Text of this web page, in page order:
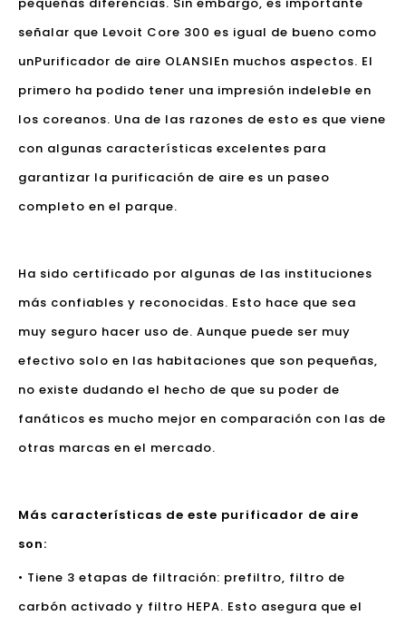
pequeñas diferencias. Sin embargo, es importante
señalar que Levoit Core 300 es igual de bueno como
unPurificador de aire OLANSIEn muchos aspectos. El
primero ha podido tener una impresión indeleble en
los coreanos. Una de las razones de esto es que viene
con algunas características excelentes para
garantizar la purificación de aire es un paseo
completo en el parque.
Ha sido certificado por algunas de las instituciones
más confiables y reconocidas. Esto hace que sea
muy seguro hacer uso de. Aunque puede ser muy
efectivo solo en las habitaciones que son pequeñas,
no existe dudando el hecho de que su poder de
fanáticos es mucho mejor en comparación con las de
otras marcas en el mercado.
Más características de este purificador de aire
son:
• Tiene 3 etapas de filtración: prefiltro, filtro de
carbón activado y filtro HEPA. Esto asegura que el